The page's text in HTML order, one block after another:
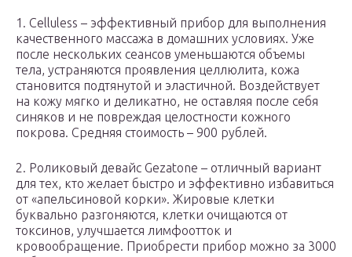
1. Celluless – эффективный прибор для выполнения
качественного массажа в домашних условиях. Уже
после нескольких сеансов уменьшаются объемы
тела, устраняются проявления целлюлита, кожа
становится подтянутой и эластичной. Воздействует
на кожу мягко и деликатно, не оставляя после себя
синяков и не повреждая целостности кожного
покрова. Средняя стоимость – 900 рублей.
2. Роликовый девайс Gezatone – отличный вариант
для тех, кто желает быстро и эффективно избавиться
от «апельсиновой корки». Жировые клетки
буквально разгоняются, клетки очищаются от
токсинов, улучшается лимфоотток и
кровообращение. Приобрести прибор можно за 3000